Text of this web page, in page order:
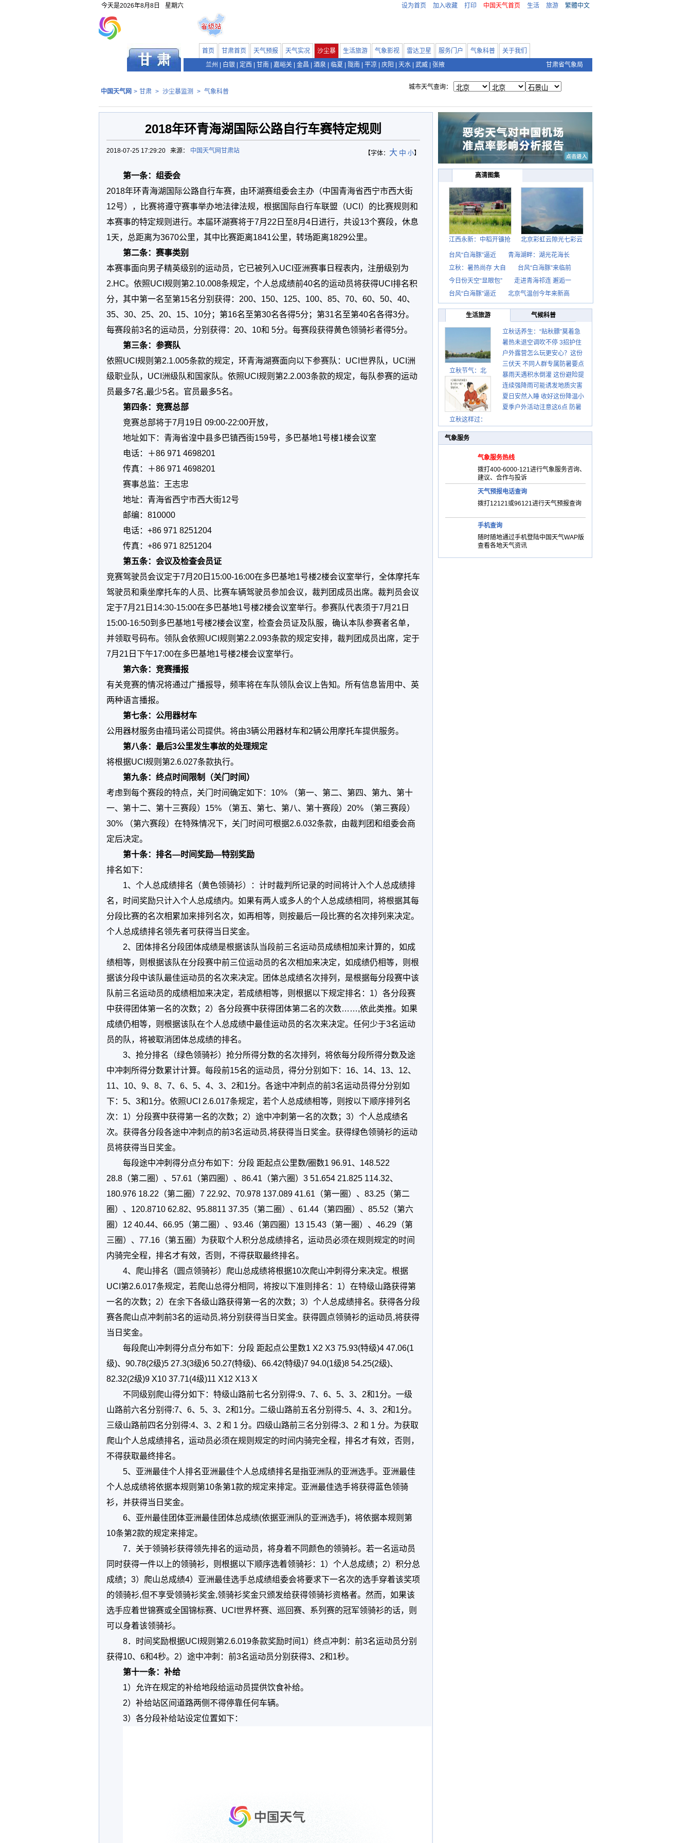
今天是2026年8月8日 星期六 设为首页 加入收藏 打印 中国天气首页 生活 旅游 繁體中文
首页 甘肃首页 天气预报 天气实况 沙尘暴 生活旅游 气象影视 雷达卫星 服务门户 气象科普
关于我们
兰州
白银 定西 甘南 嘉峪关 金昌 酒泉 临夏 陇南 平凉 庆阳 天水 武威 张掖 甘肃省气象局
中国天气网 > 甘肃 > 沙尘暴监测 > 气象科普
城市天气查询：
2018年环青海湖国际公路自行车赛特定规则
【字体： 大 中 小】
2018-07-25 17:29:20 来源： 中国天气网甘肃站
第一条：组委会
2018年环青海湖国际公路自行车赛，由环湖赛组委会主办（中国青海省西宁市西大街
12号），比赛将遵守赛事举办地法律法规，根据国际自行车联盟（UCI）的比赛规则和
本赛事的特定规则进行。本届环湖赛将于7月22日至8月4日进行，共设13个赛段，休息
1天，总距离为3670公里，其中比赛距离1841公里，转场距离1829公里。
第二条：赛事类别
本赛事面向男子精英级别的运动员，它已被列入UCI亚洲赛事日程表内，注册级别为
2.HC。依照UCI规则第2.10.008条规定，个人总成绩前40名的运动员将获得UCI排名积
分，其中第一名至第15名分别获得：200、150、125、100、85、70、60、50、40、
35、30、25、20、15、10分；第16名至第30名各得5分；第31名至第40名各得3分。
每赛段前3名的运动员，分别获得：20、10和 5分。每赛段获得黄色领骑衫者得5分。
第三条：参赛队
依照UCI规则第2.1.005条款的规定，环青海湖赛面向以下参赛队：UCI世界队，UCI洲
级职业队，UCI洲级队和国家队。依照UCI规则第2.2.003条款的规定，每队参赛的运动
员最多7名,最少5名。官员最多5名。
第四条：竞赛总部
竞赛总部将于7月19日 09:00-22:00开放，
地址如下：青海省湟中县多巴镇西街159号，多巴基地1号楼1楼会议室
电话：＋86 971 4698201
传真：＋86 971 4698201
赛事总监：王志忠
地址：青海省西宁市西大街12号
邮编：810000
电话：+86 971 8251204
传真：+86 971 8251204
第五条：会议及检查会员证
竞赛驾驶员会议定于7月20日15:00-16:00在多巴基地1号楼2楼会议室举行，全体摩托车
驾驶员和乘坐摩托车的人员、比赛车辆驾驶员参加会议，裁判团成员出席。裁判员会议
定于7月21日14:30-15:00在多巴基地1号楼2楼会议室举行。参赛队代表须于7月21日
15:00-16:50到多巴基地1号楼2楼会议室，检查会员证及队服，确认本队参赛者名单，
并领取号码布。领队会依照UCI规则第2.2.093条款的规定安排，裁判团成员出席，定于
7月21日下午17:00在多巴基地1号楼2楼会议室举行。
第六条：竞赛播报
有关竞赛的情况将通过广播报导，频率将在车队领队会议上告知。所有信息皆用中、英
两种语言播报。
第七条：公用器材车
公用器材服务由禧玛诺公司提供。将由3辆公用器材车和2辆公用摩托车提供服务。
第八条：最后3公里发生事故的处理规定
将根据UCI规则第2.6.027条款执行。
第九条：终点时间限制（关门时间）
考虑到每个赛段的特点，关门时间确定如下：10% （第一、第二、第四、第九、第十
一、第十二、第十三赛段）15% （第五、第七、第八、第十赛段）20% （第三赛段）
30% （第六赛段）在特殊情况下，关门时间可根据2.6.032条款，由裁判团和组委会商
定后决定。
第十条：排名—时间奖励—特别奖励
排名如下：
1、个人总成绩排名（黄色领骑衫）：计时裁判所记录的时间将计入个人总成绩排
名，时间奖励只计入个人总成绩内。如果有两人或多人的个人总成绩相同，将根据其每
分段比赛的名次相累加来排列名次，如再相等，则按最后一段比赛的名次排列来决定。
个人总成绩排名领先者可获得当日奖金。
2、团体排名分段团体成绩是根据该队当段前三名运动员成绩相加来计算的，如成
绩相等，则根据该队在分段赛中前三位运动员的名次相加来决定，如成绩仍相等，则根
据该分段中该队最佳运动员的名次来决定。团体总成绩名次排列，是根据每分段赛中该
队前三名运动员的成绩相加来决定，若成绩相等，则根据以下规定排名：1）各分段赛
中获得团体第一名的次数；2）各分段赛中获得团体第二名的次数……,依此类推。如果
成绩仍相等，则根据该队在个人总成绩中最佳运动员的名次来决定。任何少于3名运动
员的队，将被取消团体总成绩的排名。
3、抢分排名（绿色领骑衫）抢分所得分数的名次排列，将依每分段所得分数及途
中冲刺所得分数累计计算。每段前15名的运动员，得分分别如下：16、14、13、12、
11、10、9、8、7、6、5、4、3、2和1分。各途中冲刺点的前3名运动员得分分别如
下：5、3和1分。依照UCI 2.6.017条规定，若个人总成绩相等，则按以下顺序排列名
次：1）分段赛中获得第一名的次数；2）途中冲刺第一名的次数；3）个人总成绩名
次。获得各分段各途中冲刺点的前3名运动员,将获得当日奖金。获得绿色领骑衫的运动
员将获得当日奖金。
每段途中冲刺得分点分布如下：分段 距起点公里数/圈数1 96.91、148.522
28.8（第二圈）、57.61（第四圈）、86.41（第六圈）3 51.654 21.825 114.32、
180.976 18.22（第二圈）7 22.92、70.978 137.089 41.61（第一圈）、83.25（第二
圈）、120.8710 62.82、95.8811 37.35（第二圈）、61.44（第四圈）、85.52（第六
圈）12 40.44、66.95（第二圈）、93.46（第四圈）13 15.43（第一圈）、46.29（第
三圈）、77.16（第五圈）为获取个人积分总成绩排名，运动员必须在规则规定的时间
内骑完全程，排名才有效，否则，不得获取最终排名。
4、爬山排名（圆点领骑衫）爬山总成绩将根据10次爬山冲刺得分来决定。根据
UCI第2.6.017条规定，若爬山总得分相同，将按以下准则排名：1）在特级山路获得第
一名的次数；2）在余下各级山路获得第一名的次数；3）个人总成绩排名。获得各分段
赛各爬山点冲刺前3名的运动员,将分别获得当日奖金。获得圆点领骑衫的运动员,将获得
当日奖金。
每段爬山冲刺得分点分布如下：分段 距起点公里数1 X2 X3 75.93(特级)4 47.06(1
级)、90.78(2级)5 27.3(3级)6 50.27(特级)、66.42(特级)7 94.0(1级)8 54.25(2级)、
82.32(2级)9 X10 37.71(4级)11 X12 X13 X
不同级别爬山得分如下：特级山路前七名分别得:9、7、6、5、3、2和1分。一级
山路前六名分别得:7、6、5、3、2和1分。二级山路前五名分别得:5、4、3、2和1分。
三级山路前四名分别得:4、3、2 和 1 分。四级山路前三名分别得:3、2 和 1 分。为获取
爬山个人总成绩排名，运动员必须在规则规定的时间内骑完全程，排名才有效，否则，
不得获取最终排名。
5、亚洲最佳个人排名亚洲最佳个人总成绩排名是指亚洲队的亚洲选手。亚洲最佳
个人总成绩将依据本规则第10条第1款的规定来排定。亚洲最佳选手将获得蓝色领骑
衫，并获得当日奖金。
6、亚州最佳团体亚洲最佳团体总成绩(依据亚洲队的亚洲选手)，将依据本规则第
10条第2款的规定来排定。
7．关于领骑衫获得领先排名的运动员，将身着不同颜色的领骑衫。若一名运动员
同时获得一件以上的领骑衫，则根据以下顺序选着领骑衫：1）个人总成绩；2）积分总
成绩；3）爬山总成绩4）亚洲最佳选手总成绩组委会将要求下一名次的选手穿着该奖项
的领骑衫,但不享受领骑衫奖金,领骑衫奖金只颁发给获得领骑衫资格者。然而，如果该
选手应着世锦赛或全国锦标赛、UCI世界杯赛、巡回赛、系列赛的冠军领骑衫的话，则
可以身着该领骑衫。
8．时间奖励根据UCI规则第2.6.019条款奖励时间1）终点冲刺：前3名运动员分别
获得10、6和4秒。2）途中冲刺：前3名运动员分别获得3、2和1秒。
第十一条：补给
1）允许在规定的补给地段给运动员提供饮食补给。
2）补给站区间道路两侧不得停靠任何车辆。
3）各分段补给站设定位置如下：
高清图集
江西永新：中稻开镰抢 北京彩虹云隙光七彩云
台风“白海豚”逼近
青海湖畔：湖光花海长
立秋：暑热尚存 大自
台风“白海豚”来临前
今日份天空“显眼包”
走进青海祁连 邂逅一
台风“白海豚”逼近
北京气温创今年来新高
生活旅游 气候科普
立秋节气：北
立秋这样过：
立秋话养生：“贴秋膘”莫着急
先清暑再防燥
暑热未退空调吹不停 3招护住
肩颈不酸痛
户外露营怎么玩更安心？这份
攻略请收好
三伏天 不同人群专属防暑要点
请收好
暴雨天遇积水倒灌 这份避险提
示请收好
连续强降雨可能诱发地质灾害
这些前兆要知道
夏日安然入睡 收好这份降温小
贴士
夏季户外活动注意这6点 防暑
气象服务
气象服务热线
拨打400-6000-121进行气象服务咨询、
建议、合作与投诉
天气预报电话查询
拨打12121或96121进行天气预报查询
手机查询
随时随地通过手机登陆中国天气WAP版
查看各地天气资讯